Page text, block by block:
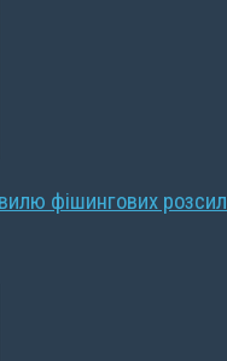
фішингових